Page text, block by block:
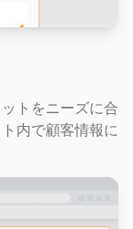
トをニーズに合
内で顧客情報に